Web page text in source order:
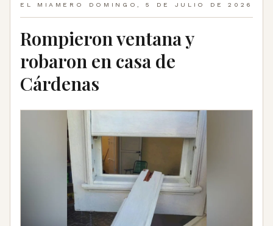
EL MIAMERO DOMINGO, 5 DE JULIO DE 2026
Rompieron ventana y
robaron en casa de
Cárdenas